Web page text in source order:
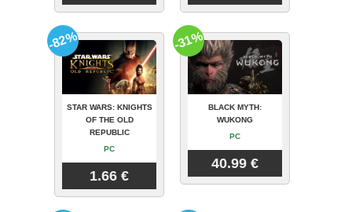
STAR WARS: KNIGHTS
OF THE OLD
REPUBLIC
PC
1.66 €
-82%
BLACK MYTH:
WUKONG
PC
40.99 €
-31%